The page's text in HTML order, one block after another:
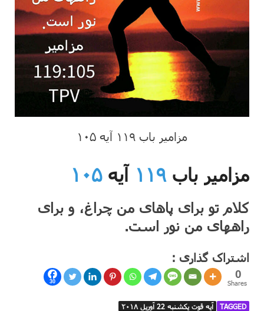
مزامیر باب ۱۱۹ آیه ۱۰۵
مزامیر باب آیه۱۰۵
کلام تو برای پاهای من چراغ، و برای
راههای من نور است.
اشتراک گذاری :
30
0
Shares
TAGGED آیه قوت یکشنبه 22 آوریل ۲۰۱۸